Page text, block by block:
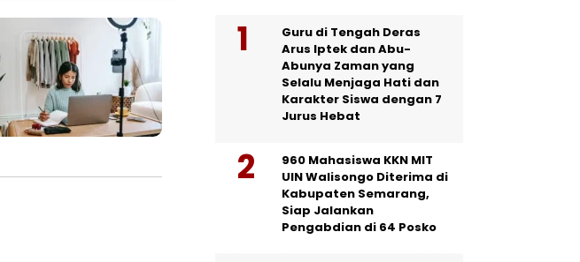
Guru di Tengah Deras
Arus Iptek dan Abu-
Abunya Zaman yang
Selalu Menjaga Hati dan
Karakter Siswa dengan 7
Jurus Hebat
960 Mahasiswa KKN MIT
UIN Walisongo Diterima di
Kabupaten Semarang,
Siap Jalankan
Pengabdian di 64 Posko